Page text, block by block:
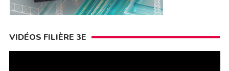
VIDÉOS FILIÈRE 3E